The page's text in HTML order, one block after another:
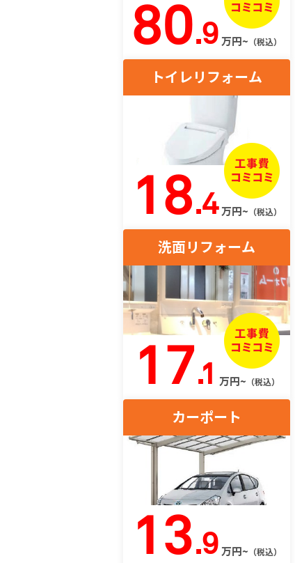
80.9 万円~ （税込）
トイレリフォーム
18.4万円~ （税込）
洗面リフォーム
17.1 万円~ （税込）
カーポート
13.9 万円~ （税込）